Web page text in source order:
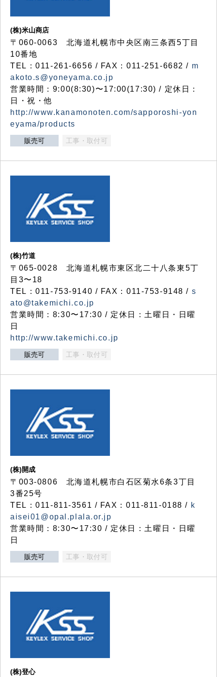
(株)米山商店
〒060-0063 北海道札幌市中央区南三条西5丁目
10番地
TEL：011-261-6656 / FAX：011-251-6682 / m
akoto.s@yoneyama.co.jp
営業時間：9:00(8:30)〜17:00(17:30) / 定休日：
日・祝・他
http://www.kanamonoten.com/sapporoshi-yon
eyama/products
販売可 工事・取付可
(株)竹道
〒065-0028 北海道札幌市東区北二十八条東5丁
目3〜18
TEL：011-753-9140 / FAX：011-753-9148 / s
ato@takemichi.co.jp
営業時間：8:30〜17:30 / 定休日：土曜日・日曜
日
http://www.takemichi.co.jp
販売可 工事・取付可
(株)開成
〒003-0806 北海道札幌市白石区菊水6条3丁目
3番25号
TEL：011-811-3561 / FAX：011-811-0188 / k
aisei01@opal.plala.or.jp
営業時間：8:30〜17:30 / 定休日：土曜日・日曜
日
販売可 工事・取付可
(株)登心